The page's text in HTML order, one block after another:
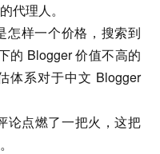
代理人。
怎样一个价格，搜索到
的 Blogger 价值不高的
体系对于中文 Blogger
论点燃了一把火，这把